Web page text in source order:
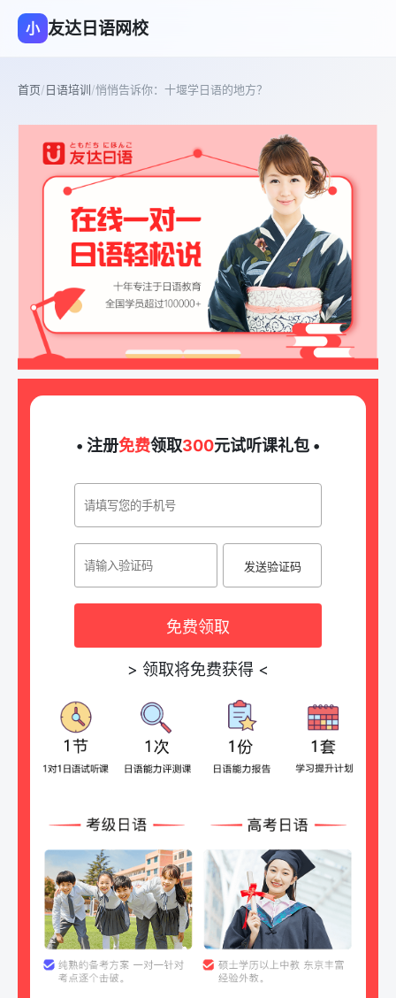
小 友达日语网校
首页/日语培训/悄悄告诉你：十堰学日语的地方？
• 注册免费领取300元试听课礼包 •
发送验证码
免费领取
> 领取将免费获得 <